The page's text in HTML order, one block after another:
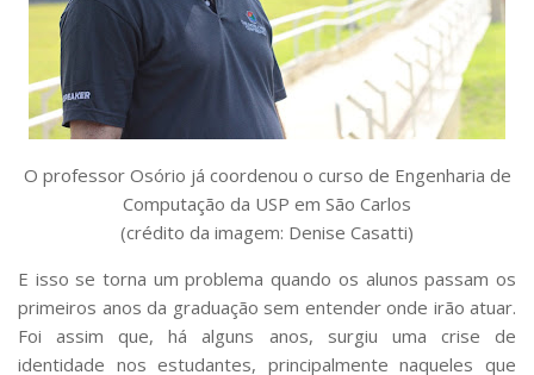
O professor Osório já coordenou o curso de Engenharia de
Computação da USP em São Carlos
(crédito da imagem: Denise Casatti)
E isso se torna um problema quando os alunos passam os
primeiros anos da graduação sem entender onde irão atuar.
Foi assim que, há alguns anos, surgiu uma crise de
identidade nos estudantes, principalmente naqueles que